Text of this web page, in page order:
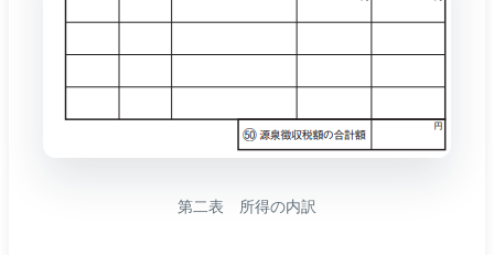
第二表 所得の内訳